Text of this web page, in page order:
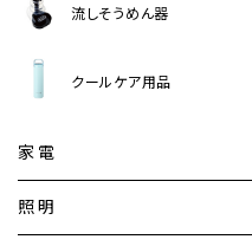
流しそうめん器
クールケア用品
家電
照明